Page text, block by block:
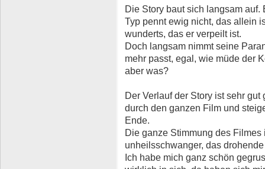
Die Story baut sich langsam
Typ pennt ewig nicht, das allein
wunderts, das er verpeilt ist.
Doch langsam nimmt seine
mehr passt, egal, wie müde der
aber was?
Der Verlauf der Story ist sehr
durch den ganzen Film und
Ende.
Die ganze Stimmung des Filmes
unheilsschwanger, das
Ich habe mich ganz schön